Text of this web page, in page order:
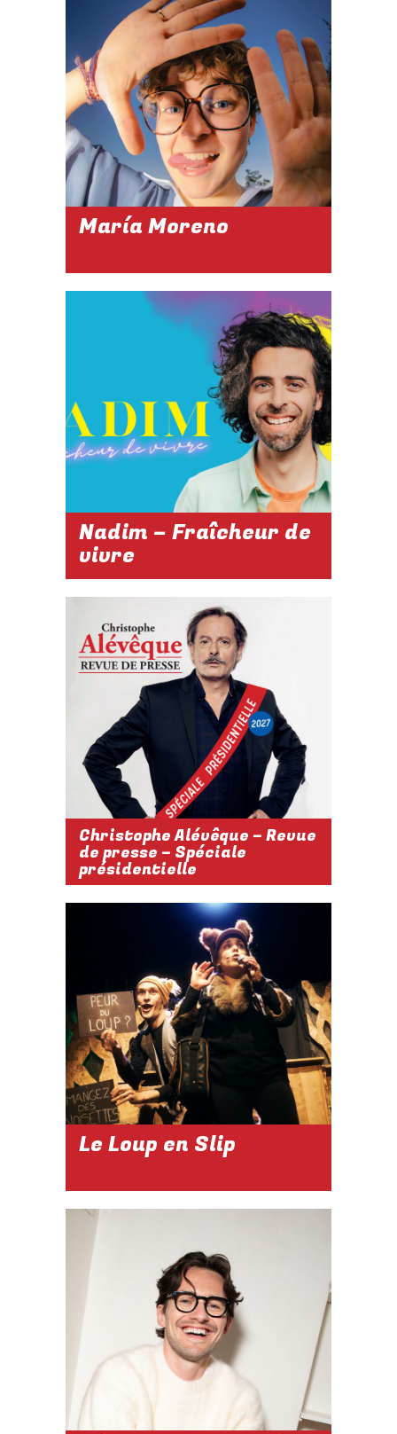
Réserver
DU 15 AU 27
FÉVRIER 2027
À 15H
María Moreno
Réserver
2026-2027
12 ET 13 MARS
2027
À 21H
Nadim – Fraîcheur de
vivre
Réserver
2026-2027
03 AVRIL 2027
À 21H
Christophe Alévêque – Revue
de presse – Spéciale
présidentielle
2026-2027
10 AVRIL 2027
À 17H
Le Loup en Slip
Réserver
2026-2027
AVRIL 2027
À 15H